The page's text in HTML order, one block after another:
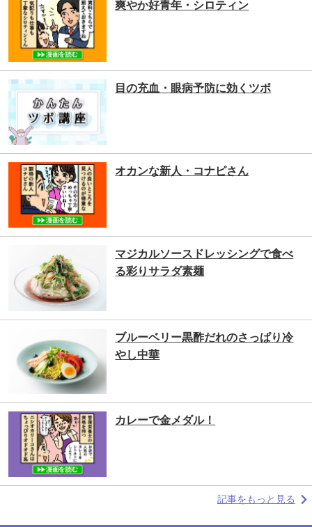
爽やか好青年・シロティン
目の充血・眼病予防に効くツボ
オカンな新人・コナピさん
マジカルソースドレッシングで食べ
る彩りサラダ素麺
ブルーベリー黒酢だれのさっぱり冷
やし中華
カレーで金メダル！
記事をもっと見る